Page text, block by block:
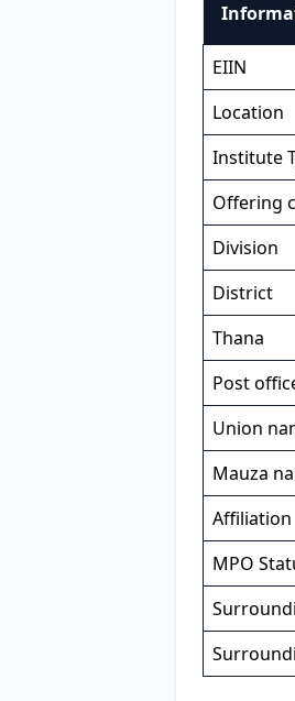
EIIN
Location
Institute
Offering
Division
District
Thana
Post
Union
Mauza
Affiliation
MPO